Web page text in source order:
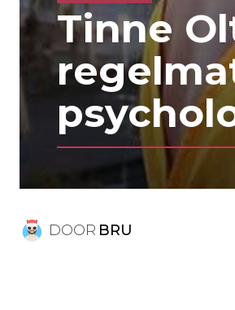
Tinne
DOOR BRU